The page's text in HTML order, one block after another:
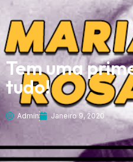
Tem uma
tudo!
Admin Janeiro 9, 2020